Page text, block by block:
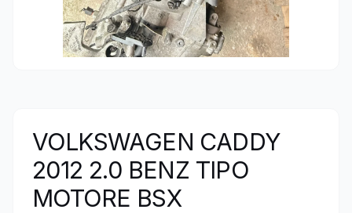
VOLKSWAGEN CADDY
2012 2.0 BENZ TIPO
MOTORE BSX